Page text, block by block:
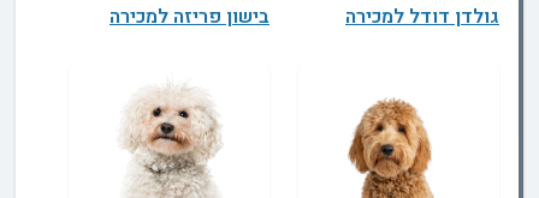
גולדן דודל למכירה בישון פריזה למכירה